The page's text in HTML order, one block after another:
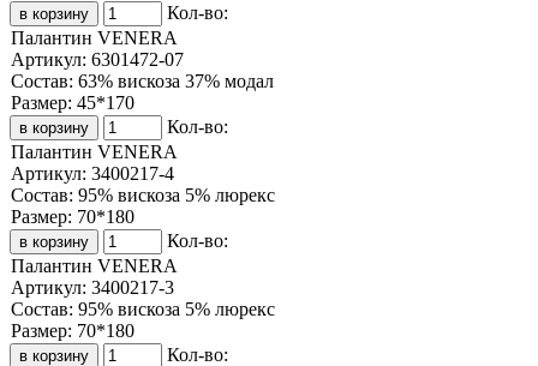
Кол-во:
Палантин VENERA
Артикул: 6301472-07
Состав: 63% вискоза 37% модал
Размер: 45*170
Кол-во:
Палантин VENERA
Артикул: 3400217-4
Состав: 95% вискоза 5% люрекс
Размер: 70*180
Кол-во:
Палантин VENERA
Артикул: 3400217-3
Состав: 95% вискоза 5% люрекс
Размер: 70*180
Кол-во: